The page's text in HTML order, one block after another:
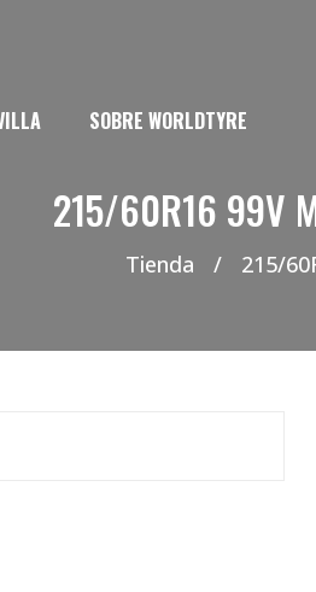
SOBRE WORLDTYRE
215/60R16 99V
Tienda / 215/